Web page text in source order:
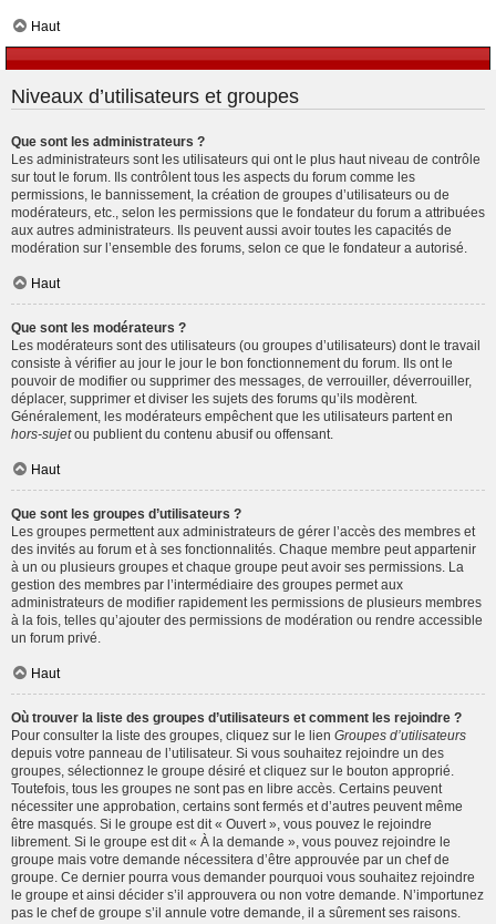
Haut
Niveaux d’utilisateurs et groupes
Que sont les administrateurs ?
Les administrateurs sont les utilisateurs qui ont le plus haut niveau de contrôle
sur tout le forum. Ils contrôlent tous les aspects du forum comme les
permissions, le bannissement, la création de groupes d’utilisateurs ou de
modérateurs, etc., selon les permissions que le fondateur du forum a attribuées
aux autres administrateurs. Ils peuvent aussi avoir toutes les capacités de
modération sur l’ensemble des forums, selon ce que le fondateur a autorisé.
Haut
Que sont les modérateurs ?
Les modérateurs sont des utilisateurs (ou groupes d’utilisateurs) dont le travail
consiste à vérifier au jour le jour le bon fonctionnement du forum. Ils ont le
pouvoir de modifier ou supprimer des messages, de verrouiller, déverrouiller,
déplacer, supprimer et diviser les sujets des forums qu’ils modèrent.
Généralement, les modérateurs empêchent que les utilisateurs partent en
hors-sujetou publient du contenu abusif ou offensant.
Haut
Que sont les groupes d’utilisateurs ?
Les groupes permettent aux administrateurs de gérer l’accès des membres et
des invités au forum et à ses fonctionnalités. Chaque membre peut appartenir
à un ou plusieurs groupes et chaque groupe peut avoir ses permissions. La
gestion des membres par l’intermédiaire des groupes permet aux
administrateurs de modifier rapidement les permissions de plusieurs membres
à la fois, telles qu’ajouter des permissions de modération ou rendre accessible
un forum privé.
Haut
Où trouver la liste des groupes d’utilisateurs et comment les rejoindre ?
Pour consulter la liste des groupes, cliquez sur le lien Groupes d’utilisateurs
depuis votre panneau de l’utilisateur. Si vous souhaitez rejoindre un des
groupes, sélectionnez le groupe désiré et cliquez sur le bouton approprié.
Toutefois, tous les groupes ne sont pas en libre accès. Certains peuvent
nécessiter une approbation, certains sont fermés et d’autres peuvent même
être masqués. Si le groupe est dit « Ouvert », vous pouvez le rejoindre
librement. Si le groupe est dit « À la demande », vous pouvez rejoindre le
groupe mais votre demande nécessitera d’être approuvée par un chef de
groupe. Ce dernier pourra vous demander pourquoi vous souhaitez rejoindre
le groupe et ainsi décider s’il approuvera ou non votre demande. N’importunez
pas le chef de groupe s’il annule votre demande, il a sûrement ses raisons.